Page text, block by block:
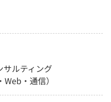
サルティング
・通信）